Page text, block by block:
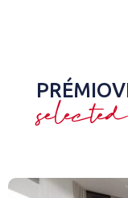
Predaj
Ako